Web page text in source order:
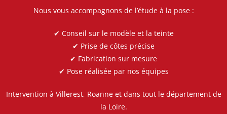
Nous vous accompagnons de l’étude à la pose :
✔ Conseil sur le modèle et la teinte
✔ Prise de côtes précise
✔ Fabrication sur mesure
✔ Pose réalisée par nos équipes
Intervention à Villerest, Roanne et dans tout le département de
la Loire.